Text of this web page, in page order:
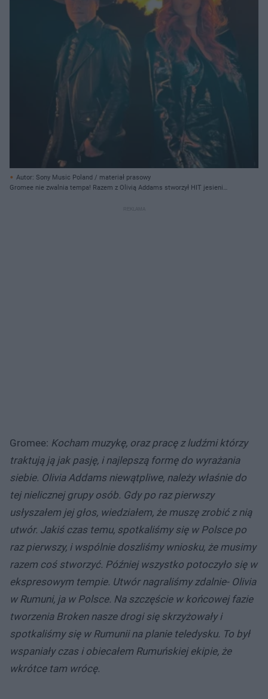
Autor: Sony Music Poland / materiał prasowy
Gromee nie zwalnia tempa! Razem z Olivią Addams stworzył HIT jesieni
Gromee: Kocham muzykę, oraz pracę z ludźmi którzy
traktują ją jak pasję, i najlepszą formę do wyrażania
siebie. Olivia Addams niewątpliwe, należy właśnie do
tej nielicznej grupy osób. Gdy po raz pierwszy
usłyszałem jej głos, wiedziałem, że muszę zrobić z nią
utwór. Jakiś czas temu, spotkaliśmy się w Polsce po
raz pierwszy, i wspólnie doszliśmy wniosku, że musimy
razem coś stworzyć. Później wszystko potoczyło się w
ekspresowym tempie. Utwór nagraliśmy zdalnie- Olivia
w Rumuni, ja w Polsce. Na szczęście w końcowej fazie
tworzenia Broken nasze drogi się skrzyżowały i
spotkaliśmy się w Rumunii na planie teledysku. To był
wspaniały czas i obiecałem Rumuńskiej ekipie, że
wkrótce tam wrócę.